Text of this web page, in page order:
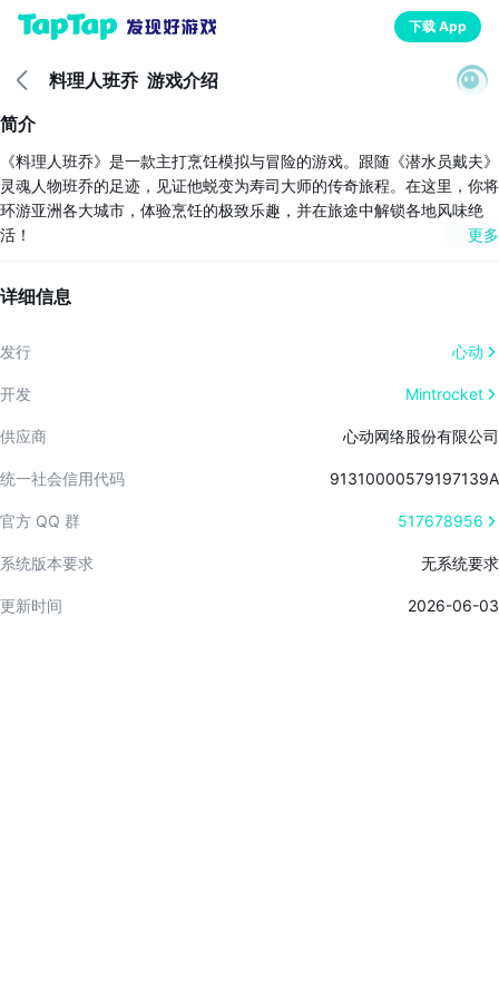
下载 App
料理人班乔 游戏介绍
简介
《料理人班乔》是一款主打烹饪模拟与冒险的游戏。跟随《潜水员戴夫》
灵魂人物班乔的足迹，见证他蜕变为寿司大师的传奇旅程。在这里，你将
环游亚洲各大城市，体验烹饪的极致乐趣，并在旅途中解锁各地风味绝
活！
寻访各地的烹饪大师，在他们的餐厅中磨炼厨艺，迎接食客狂潮。合理规
划每道菜品的烹饪节奏，与时间赛跑，让佳肴准时上桌！
【刷好感赢顾客】
升你的声望，吸引更多顾客光临吧！
畅玩小游戏，解锁趣味事件，即可在各地收集全新食材。用这些食材，去
更多
详细信息
发行 心动
开发 Mintrocket
供应商 心动网络股份有限公司
统一社会信用代码 91310000579197139A
官方 QQ 群 517678956
系统版本要求 无系统要求
更新时间 2026-06-03